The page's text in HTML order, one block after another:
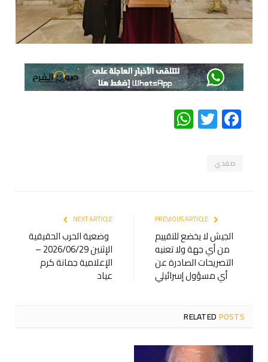
Facebook
Twitter
WhatsApp
صفدي
الجيش لا يخضع للتقييم
من أي جهة ولا تعنيه
التصريحات الصادرة عن
أي مسؤول إسرائيلي
NEXT ARTICLE
وضعية الحرب الحقيقية
الإثنين 2026/06/29 –
الإعلامية جمانة كرم
عياد
RELATEDPOSTS